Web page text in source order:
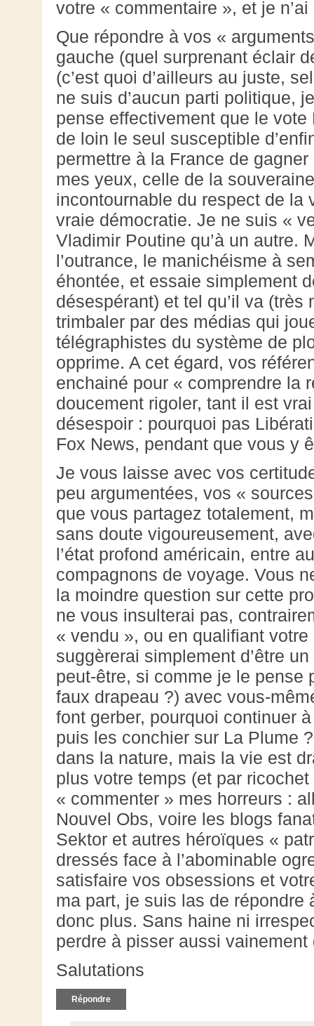
votre « commentaire », et je
Que répondre à vos «
gauche (quel surprenant éclair
(c’est quoi d’ailleurs au juste,
ne suis d’aucun parti politique,
pense effectivement que le vote
de loin le seul susceptible
permettre à la France de
mes yeux, celle de la
incontournable du respect de la
vraie démocratie. Je ne suis «
Vladimir Poutine qu’à un autre.
l’outrance, le manichéisme à
éhontée, et essaie simplement
désespérant) et tel qu’il va
trimbaler par des médias qui
télégraphistes du système de
opprime. A cet égard, vos
enchainé pour « comprendre la
doucement rigoler, tant il est
désespoir : pourquoi pas
Fox News, pendant que vous y
Je vous laisse avec vos
peu argumentées, vos «
que vous partagez totalement,
sans doute vigoureusement,
l’état profond américain, entre
compagnons de voyage. Vous
la moindre question sur cette
ne vous insulterai pas,
« vendu », ou en qualifiant
suggèrerai simplement d’être
peut-être, si comme je le pense
faux drapeau ?) avec vous-
font gerber, pourquoi continuer
puis les conchier sur La Plume
dans la nature, mais la vie est
plus votre temps (et par
« commenter » mes horreurs :
Nouvel Obs, voire les blogs
Sektor et autres héroïques «
dressés face à l’abominable
satisfaire vos obsessions et
ma part, je suis las de
donc plus. Sans haine ni
perdre à pisser aussi
Salutations
Répondre